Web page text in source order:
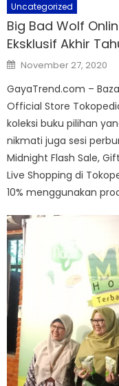
Uncategorized
Big Bad Wolf
Eksklusif Akhir
Posted
on
November 27, 2020
GayaTrend.com –
Official Store
koleksi buku pilihan
nikmati juga sesi
Midnight Flash Sale,
Live Shopping di
10% menggunakan